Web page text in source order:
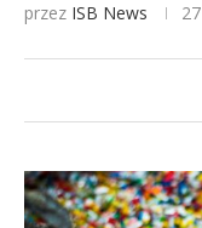
przez ISB News